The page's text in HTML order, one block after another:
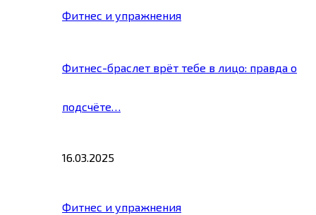
Фитнес и упражнения
Фитнес-браслет врёт тебе в лицо: правда о
подсчёте…
16.03.2025
Фитнес и упражнения